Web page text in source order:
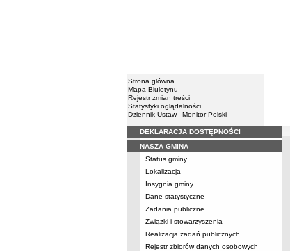
Strona główna
Mapa Biuletynu
Rejestr zmian treści
Statystyki oglądalności
Dziennik Ustaw
Monitor Polski
Menu
DEKLARACJA DOSTĘPNOŚCI
NASZA GMINA
Status gminy
Lokalizacja
Insygnia gminy
Dane statystyczne
Zadania publiczne
Związki i stowarzyszenia
Realizacja zadań publicznych
Rejestr zbiorów danych osobowych